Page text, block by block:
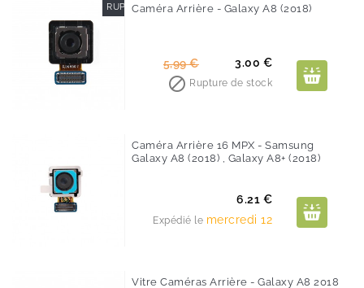
RUPTURE DE STOCK
Caméra Arrière - Galaxy A8 (2018)
Prix
de
5,99 €Prix 3.00 €
 Rupture de stock
Caméra Arrière 16 MPX - Samsung
Galaxy A8 (2018) , Galaxy A8+ (2018)
Prix
6.21 €
Expédié le mercredi 12
Vitre Caméras Arrière - Galaxy A8 2018